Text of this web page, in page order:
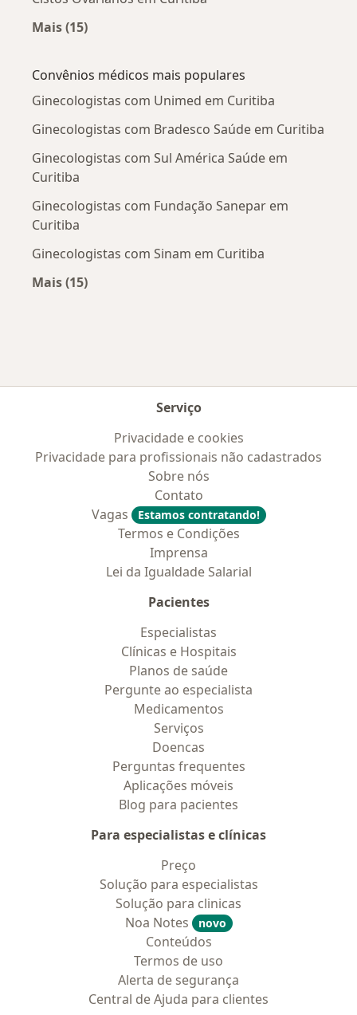
Mais (15)
Convênios médicos mais populares
Ginecologistas com Unimed em Curitiba
Ginecologistas com Bradesco Saúde em Curitiba
Ginecologistas com Sul América Saúde em
Curitiba
Ginecologistas com Fundação Sanepar em
Curitiba
Ginecologistas com Sinam em Curitiba
Mais (15)
Serviço
Privacidade e cookies
Privacidade para profissionais não cadastrados
Sobre nós
Contato
Vagas
Estamos contratando!
Termos e Condições
Imprensa
Lei da Igualdade Salarial
Pacientes
Especialistas
Clínicas e Hospitais
Planos de saúde
Pergunte ao especialista
Medicamentos
Serviços
Doencas
Perguntas frequentes
Aplicações móveis
Blog para pacientes
Para especialistas e clínicas
Preço
Solução para especialistas
Solução para clinicas
Noa Notes
novo
Conteúdos
Termos de uso
Alerta de segurança
Central de Ajuda para clientes